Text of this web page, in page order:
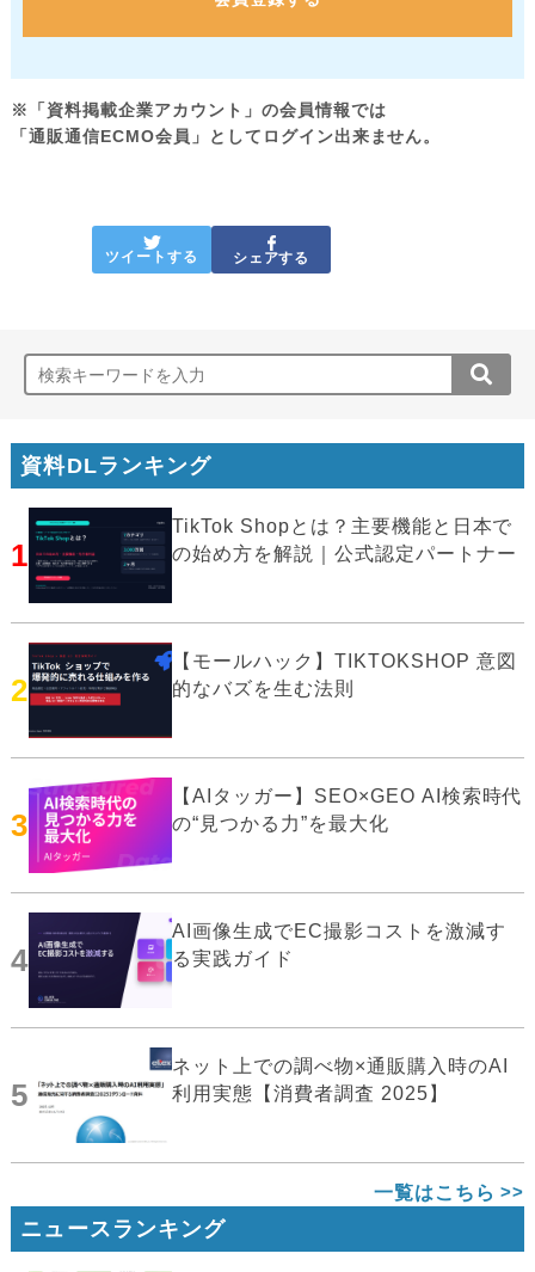
※「資料掲載企業アカウント」の会員情報では
「通販通信ECMO会員」としてログイン出来ません。
ツイートする シェアする
資料DLランキング
1
TikTok Shopとは？主要機能と日本で
の始め方を解説｜公式認定パートナー
2
【モールハック】TIKTOKSHOP 意図
的なバズを生む法則
3
【AIタッガー】SEO×GEO AI検索時代
の“見つかる力”を最大化
4
AI画像生成でEC撮影コストを激減す
る実践ガイド
5
ネット上での調べ物×通販購入時のAI
利用実態【消費者調査 2025】
一覧はこちら
ニュースランキング